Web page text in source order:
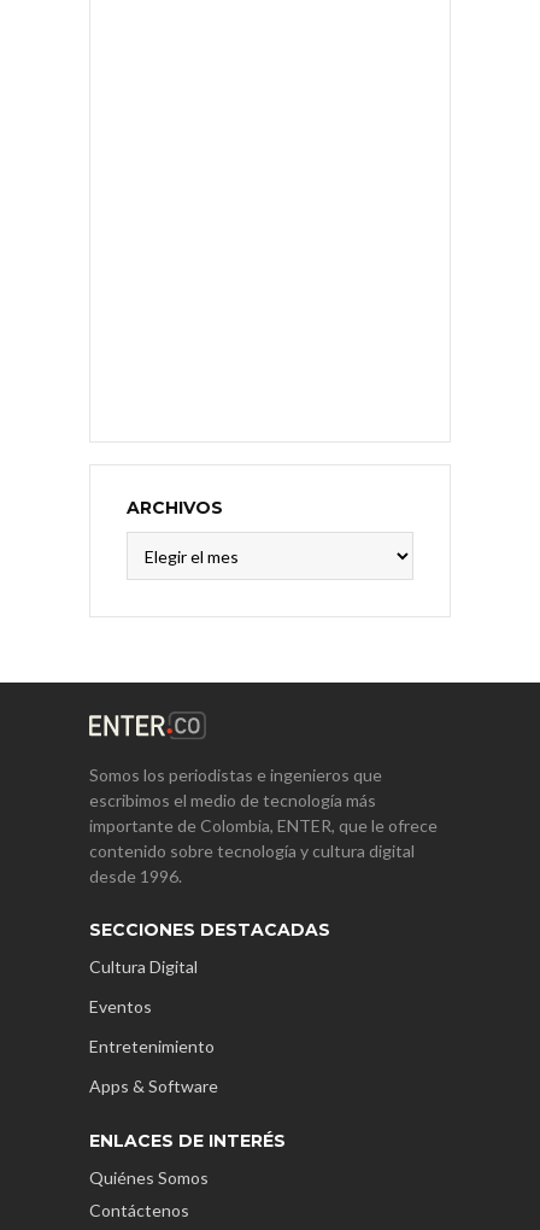
ARCHIVOS
Somos los periodistas e ingenieros que
escribimos el medio de tecnología más
importante de Colombia, ENTER, que le ofrece
contenido sobre tecnología y cultura digital
desde 1996.
SECCIONES DESTACADAS
Cultura Digital
Eventos
Entretenimiento
Apps & Software
ENLACES DE INTERÉS
Quiénes Somos
Contáctenos